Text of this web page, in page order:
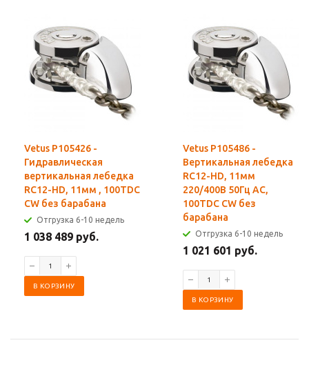
Vetus P105426 -
Гидравлическая
вертикальная лебедка
RC12-HD, 11мм , 100TDC
CW без барабана
Отгрузка 6-10 недель
1 038 489 руб.
В КОРЗИНУ
Vetus P105486 -
Вертикальная лебедка
RC12-HD, 11мм
220/400В 50Гц AC,
100TDC CW без
барабана
Отгрузка 6-10 недель
1 021 601 руб.
В КОРЗИНУ